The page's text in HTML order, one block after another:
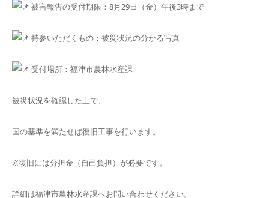
被害報告の受付期限：8月29日（金）午後3時まで
持参いただくもの：被災状況の分かる写真
受付場所：福津市農林水産課
被災状況を確認した上で、
国の基準を満たせば復旧工事を行います。
※復旧には分担金（自己負担）が必要です。
詳細は福津市農林水産課へお問い合わせください。